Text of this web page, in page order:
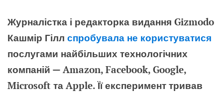
Журналістка і редакторка видання Gizmodo
Кашмір Гілл спробувала не користуватися
послугами найбільших технологічних
компаній — Amazon, Facebook, Google,
Microsoft та Apple. Її експеримент тривав